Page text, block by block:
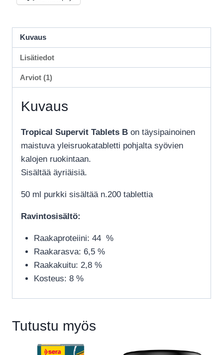
Kuvaus
Lisätiedot
Arviot (1)
Kuvaus
Tropical Supervit Tablets B on täysipainoinen
maistuva yleisruokatabletti pohjalta syövien
kalojen ruokintaan.
Sisältää äyriäisiä.
50 ml purkki sisältää n.200 tablettia
Ravintosisältö:
Raakaproteiini: 44 %
Raakarasva: 6,5 %
Raakakuitu: 2,8 %
Kosteus: 8 %
Tutustu myös